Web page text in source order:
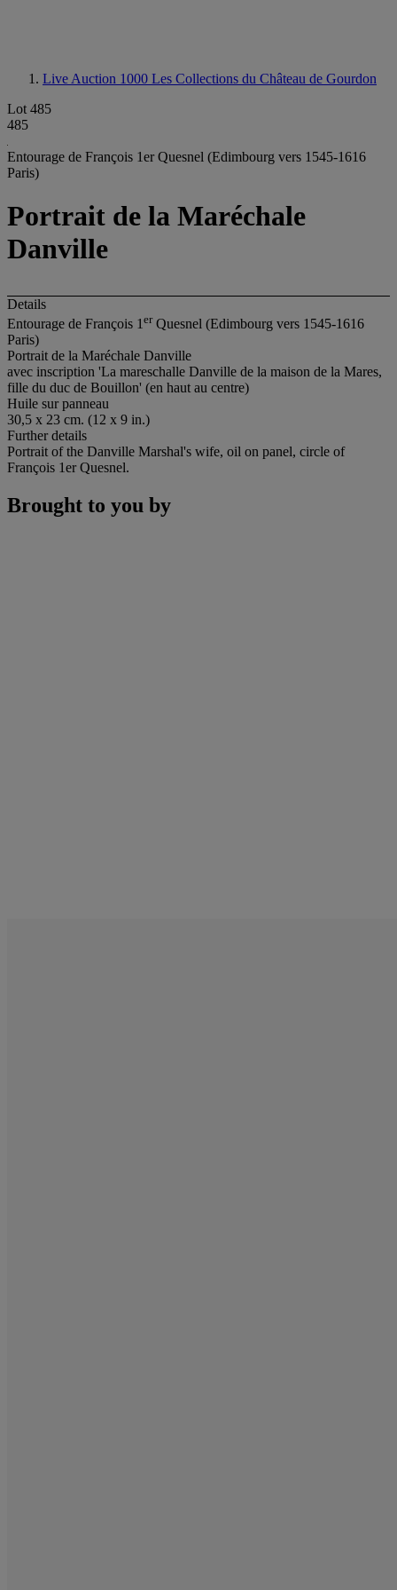
Live Auction 1000 Les Collections du Château de Gourdon
Lot 485
485
Entourage de François 1er Quesnel (Edimbourg vers 1545-1616
Paris)
Portrait de la Maréchale
Danville
Details
Entourage de François 1 erQuesnel (Edimbourg vers 1545-1616
Paris)
Portrait de la Maréchale Danville
avec inscription 'La mareschalle Danville de la maison de la Mares,
fille du duc de Bouillon' (en haut au centre)
Huile sur panneau
30,5 x 23 cm. (12 x 9 in.)
Further details
Portrait of the Danville Marshal's wife, oil on panel, circle of
François 1er Quesnel.
Brought to you by